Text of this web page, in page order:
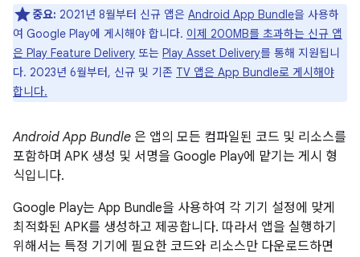
중요: 2021년 8월부터 신규 앱은 Android App Bundle을 사용하
여 Google Play에 게시해야 합니다. 이제 200MB를 초과하는 신규 앱
은 Play Feature Delivery 또는 Play Asset Delivery를 통해 지원됩니
다. 2023년 6월부터, 신규 및 기존 TV 앱은 App Bundle로 게시해야
합니다.
Android App Bundle 은 앱의 모든 컴파일된 코드 및 리소스를
포함하며 APK 생성 및 서명을 Google Play에 맡기는 게시 형
식입니다.
Google Play는 App Bundle을 사용하여 각 기기 설정에 맞게
최적화된 APK를 생성하고 제공합니다. 따라서 앱을 실행하기
위해서는 특정 기기에 필요한 코드와 리소스만 다운로드하면